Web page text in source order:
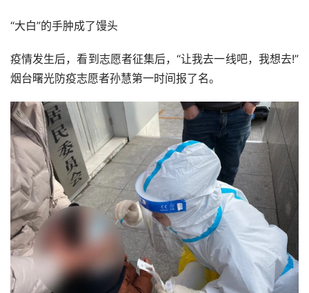
“大白”的手肿成了馒头
疫情发生后，看到志愿者征集后，“让我去一线吧，我想去!”
烟台曙光防疫志愿者孙慧第一时间报了名。